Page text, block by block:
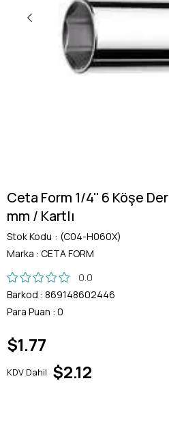
Ceta Form 1/4'' 6 Köşe
mm / Kartlı
Stok Kodu
(C04-H060X)
Marka : CETA FORM
0.0
Barkod : 869148602446
Para Puan : 0
$1.77
KDV Dahil $2.12